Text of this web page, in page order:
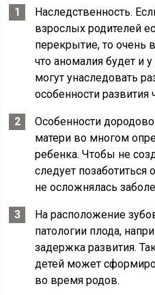
Наследственность.
взрослых родителей
перекрытие, то очень
что аномалия будет и
могут унаследовать
особенности развития
Особенности
матери во многом
ребенка. Чтобы не
следует
не осложнялась
На расположение
патологии плода,
задержка развития.
детей может
во время родов.